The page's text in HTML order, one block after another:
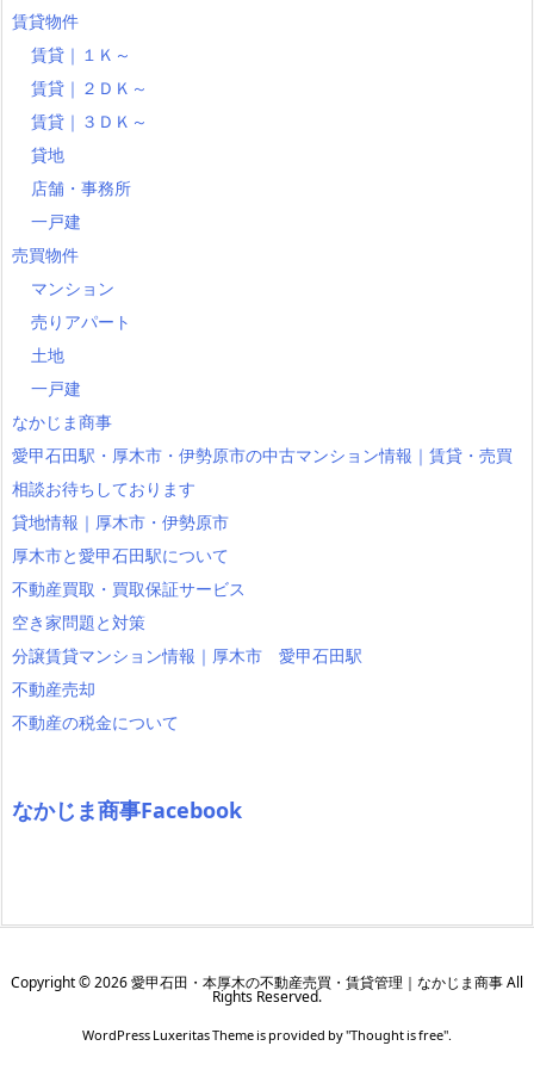
賃貸物件
賃貸｜１Ｋ～
賃貸｜２ＤＫ～
賃貸｜３ＤＫ～
貸地
店舗・事務所
一戸建
売買物件
マンション
売りアパート
土地
一戸建
なかじま商事
愛甲石田駅・厚木市・伊勢原市の中古マンション情報｜賃貸・売買
相談お待ちしております
貸地情報｜厚木市・伊勢原市
厚木市と愛甲石田駅について
不動産買取・買取保証サービス
空き家問題と対策
分譲賃貸マンション情報｜厚木市 愛甲石田駅
不動産売却
不動産の税金について
なかじま商事Facebook
Copyright ©2026愛甲石田・本厚木の不動産売買・賃貸管理｜なかじま商事All
Rights Reserved.
WordPress Luxeritas Theme is provided by "Thought is free".